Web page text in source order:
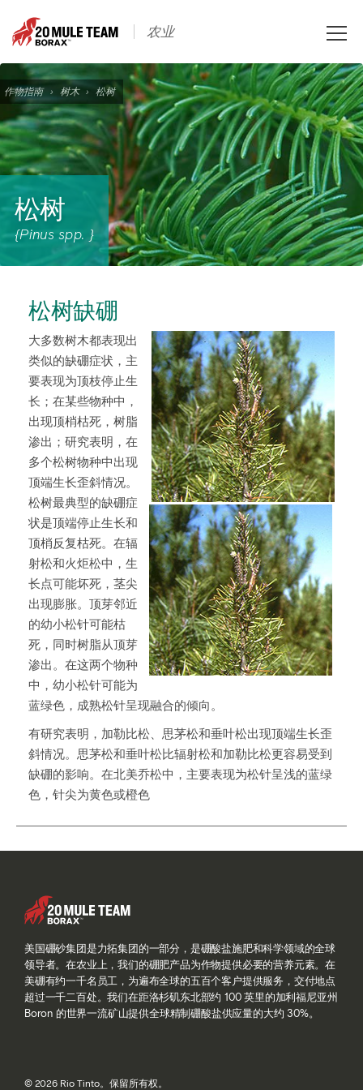
作物指南 › 树木 › 松树
松树
{Pinus spp. }
松树缺硼
大多数树木都表现出
类似的缺硼症状，主
要表现为顶枝停止生
长；在某些物种中，
出现顶梢枯死，树脂
渗出；研究表明，在
多个松树物种中出现
顶端生长歪斜情况。
松树最典型的缺硼症
状是顶端停止生长和
顶梢反复枯死。在辐
射松和火炬松中，生
长点可能坏死，茎尖
出现膨胀。顶芽邻近
的幼小松针可能枯
死，同时树脂从顶芽
渗出。在这两个物种
中，幼小松针可能为
蓝绿色，成熟松针呈现融合的倾向。​
有研究表明，加勒比松、思茅松和垂叶松出现顶端生长歪
斜情况。思茅松和垂叶松比辐射松和加勒比松更容易受到
缺硼的影响。在北美乔松中，主要表现为松针呈浅的蓝绿
色，针尖为黄色或橙色
美国硼砂集团是力拓集团的一部分，是硼酸盐施肥和科学领域的全球
领导者。在农业上，我们的硼肥产品为作物提供必要的营养元素。在
美硼有约一千名员工，为遍布全球的五百个客户提供服务，交付地点
超过一千二百处。我们在距洛杉矶东北部约 100 英里的加利福尼亚州
Boron 的世界一流矿山提供全球精制硼酸盐供应量的大约 30%。
© 2026 Rio Tinto。保留所有权。
农业
Toggle